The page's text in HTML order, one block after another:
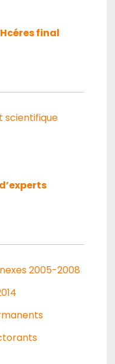
final
scientifique
2005-2008